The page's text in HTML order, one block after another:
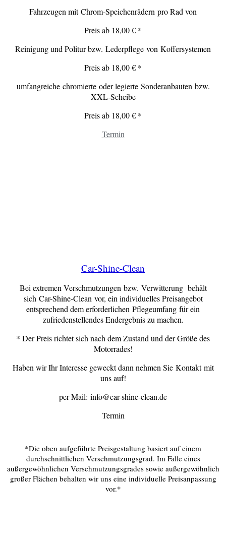
Fahrzeugen mit Chrom-Speichenrädern pro Rad von
Preis ab 18,00 € *
Reinigung und Politur bzw. Lederpflege von Koffersystemen
Preis ab 18,00 € *
umfangreiche chromierte oder legierte Sonderanbauten bzw.
XXL-Scheibe
Preis ab 18,00 € *
Termin
Car-Shine-Clean
Bei extremen Verschmutzungen bzw. Verwitterung behält
sich Car-Shine-Clean vor, ein individuelles Preisangebot
entsprechend dem erforderlichen Pflegeumfang für ein
zufriedenstellendes Endergebnis zu machen.
* Der Preis richtet sich nach dem Zustand und der Größe des
Motorrades!
Haben wir Ihr Interesse geweckt dann nehmen Sie Kontakt mit
uns auf!
per Mail: info@car-shine-clean.de
Termin
*Die oben aufgeführte Preisgestaltung basiert auf einem
durchschnittlichen Verschmutzungsgrad. Im Falle eines
außergewöhnlichen Verschmutzungsgrades sowie außergewöhnlich
großer Flächen behalten wir uns eine individuelle Preisanpassung
vor.*